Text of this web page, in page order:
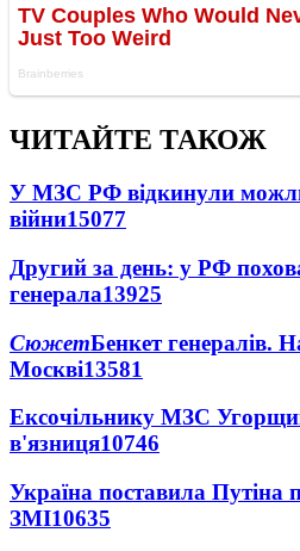
ЧИТАЙТЕ ТАКОЖ
У МЗС РФ відкинули
війни15077
Другий за день: у РФ
генерала13925
СюжетБенкет генералів.
Москві13581
Ексочільнику МЗС
в'язниця10746
Україна поставила Путіна
ЗМІ10635